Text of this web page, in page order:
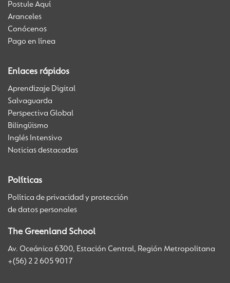
Postule Aquí
Aranceles
Conócenos
Pago en línea
Enlaces rápidos
Aprendizaje Digital
Salvaguarda
Perspectiva Global
Bilingüismo
Inglés Intensivo
Noticias destacadas
Políticas
Política de privacidad y protección
de datos personales
The Greenland School
Av. Oceánica 6300, Estación Central, Región Metropolitana
+(56) 2 2 605 9017